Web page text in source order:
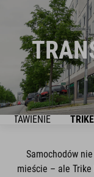
Samochodów
mieście – ale